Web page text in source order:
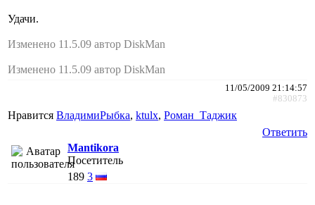
Удачи.
Изменено 11.5.09 автор DiskMan
Изменено 11.5.09 автор DiskMan
11/05/2009 21:14:57
#830873
Нравится ВладимиРыбка, ktulx, Роман_Таджик
Ответить
Mantikora
Посетитель
189 3